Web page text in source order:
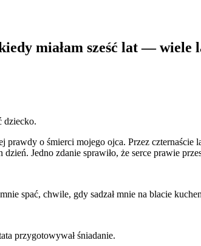
miałam sześć lat — wiele
dziecko.
prawdy o śmierci mojego ojca. Przez
Jedno zdanie sprawiło, że serce prawie
spać, chwile, gdy sadzał mnie na blacie
przygotowywał śniadanie.